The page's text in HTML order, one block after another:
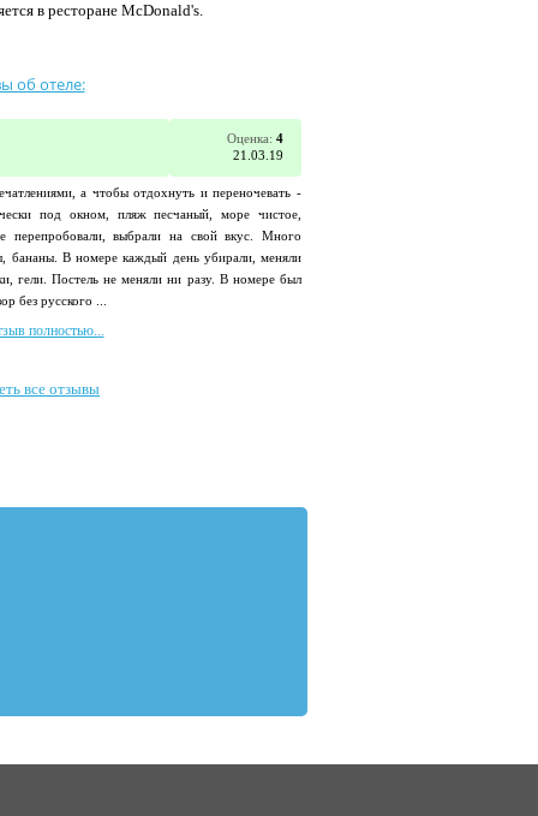
в ресторане McDonald's.
об отеле:
Оценка: 4
21.03.19
а чтобы отдохнуть и переночевать -
под окном, пляж песчаный, море чистое,
перепробовали, выбрали на свой вкус. Много
бананы. В номере каждый день убирали, меняли
гели. Постель не меняли ни разу. В номере был
без русского ...
полностью...
все отзывы